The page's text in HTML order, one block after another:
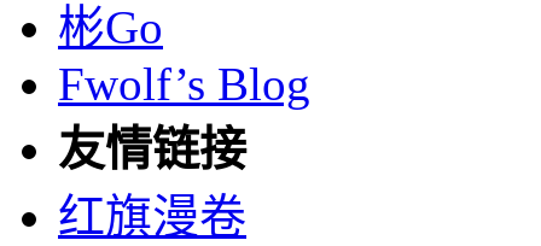
彬Go
Fwolf’s Blog
友情链接
红旗漫卷